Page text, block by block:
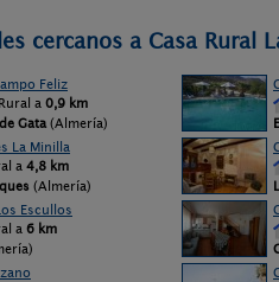
cercanos a Casa Rural
Feliz
a 0,9 km
Gata (Almería)
La Minilla
a 4,8 km
(Almería)
Escullos
a 6 km